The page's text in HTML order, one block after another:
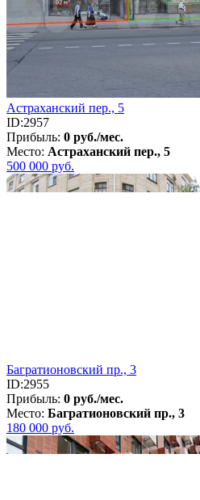
Астраханский пер., 5
ID:2957
Прибыль: 0 руб./мес.
Место: Астраханский пер., 5
500 000 руб.
Багратионовский пр., 3
ID:2955
Прибыль: 0 руб./мес.
Место: Багратионовский пр., 3
180 000 руб.